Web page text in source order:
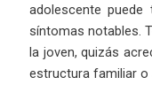
adolescente
síntomas notables.
la joven, quizás
estructura familiar o